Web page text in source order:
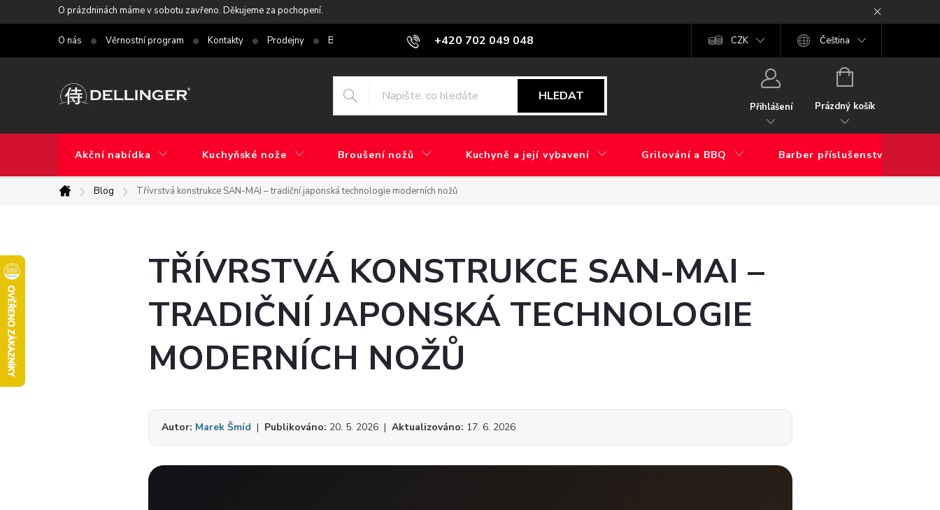
na
O prázdninách máme v sobotu zavřeno. Děkujeme za pochopení.
+420 702 049 048
O nás Věrnostní program Kontakty Prodejny Blog Jaký je rozdíl mezi továrním brusem a ručním broušením? Obchodní podmínky Moje objednávka GDPR
CZK Čeština
HLEDAT
Přihlášení
NÁKUPNÍ
Prázdný košík
Akční nabídka Kuchyňské nože Broušení nožů Kuchyně a její vybavení Grilování a BBQ Barber příslušenství
Domů
Blog Třívrstvá konstrukce SAN-MAI – tradiční japonská technologie moderních nožů
TŘÍVRSTVÁ KONSTRUKCE SAN-MAI –
TRADIČNÍ JAPONSKÁ TECHNOLOGIE
MODERNÍCH NOŽŮ
Autor: Marek Šmíd | Publikováno: 20. 5. 2026 | Aktualizováno: 17. 6. 2026